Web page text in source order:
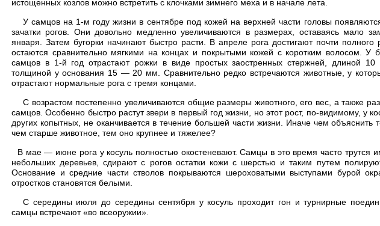
истощенных козлов можно встретить с клочками зимнего меха и в начале лета.
У самцов на 1-м году жизни в сентябре под кожей на верхней части головы
зачатки рогов. Они довольно медленно увеличиваются в размерах, оставаясь мало
января. Затем бугорки начинают быстро расти. В апреле рога достигают почти полного
остаются сравнительно мягкими на концах и покрытыми кожей с коротким волосом. У
самцов в 1-й год отрастают рожки в виде простых заостренных стержней, длиной
толщиной у основания 15 — 20 мм. Сравнительно редко встречаются животные, у
отрастают нормальные рога с тремя концами.
С возрастом постепенно увеличиваются общие размеры животного, его вес, а также
самцов. Особенно быстро растут звери в первый год жизни, но этот рост, по-видимому, у
других копытных, не оканчивается в течение большей части жизни. Иначе чем объяснить
чем старше животное, тем оно крупнее и тяжелее?
В мае — июне рога у косуль полностью окостеневают. Самцы в это время часто трутся
небольших деревьев, сдирают с рогов остатки кожи с шерстью и таким путем
Основание и средние части стволов покрываются шероховатыми выступами бурой
отростков становятся белыми.
С середины июля до середины сентября у косуль проходит гон и турнирные
самцы встречают «во всеоружии».